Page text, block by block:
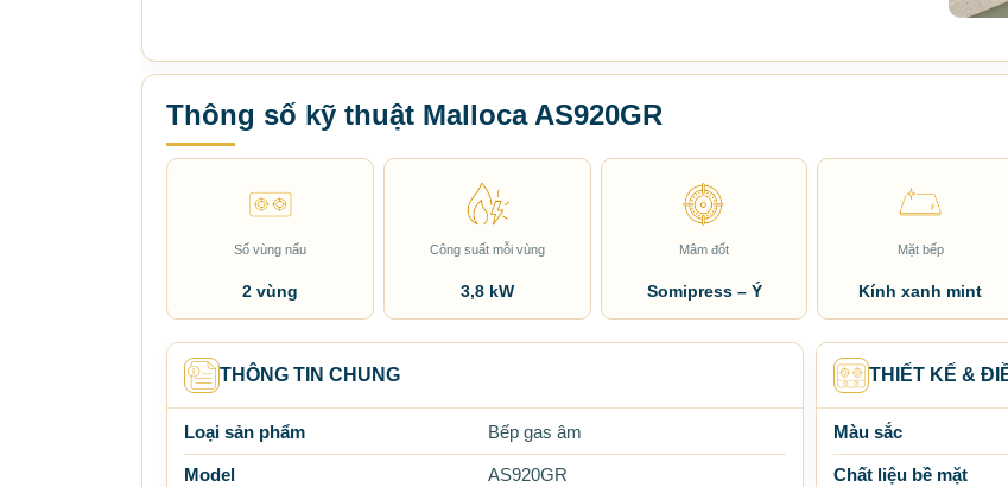
Thông số kỹ thuật Malloca AS920GR
Số vùng nấu
2 vùng
Công suất mỗi vùng
3,8 kW
Mâm đốt
Somipress – Ý
Mặt bếp
Kính xanh mint
THÔNG TIN CHUNG
Loại sản phẩm Bếp gas âm
Model AS920GR
THIẾT KẾ &
Màu sắc
Chất liệu bề mặt